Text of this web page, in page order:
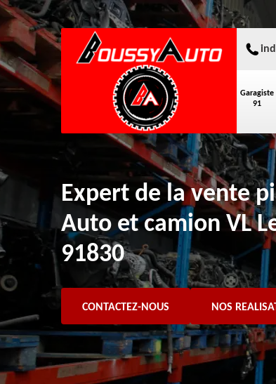
Garagiste
91
Expert de la vente
Auto et camion VL
91830
CONTACTEZ-NOUS NOS